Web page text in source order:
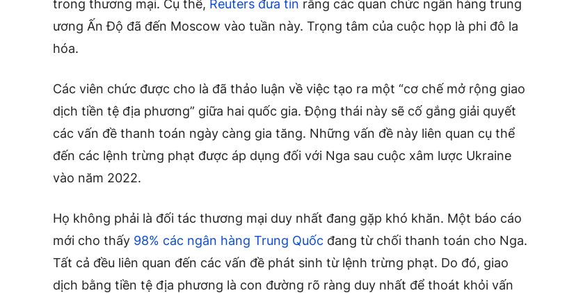
trong thương mại. Cụ thể, Reuters đưa tin rằng các quan chức ngân hàng trung
ương Ấn Độ đã đến Moscow vào tuần này. Trọng tâm của cuộc họp là phi đô la
hóa.
Các viên chức được cho là đã thảo luận về việc tạo ra một “cơ chế mở rộng giao
dịch tiền tệ địa phương” giữa hai quốc gia. Động thái này sẽ cố gắng giải quyết
các vấn đề thanh toán ngày càng gia tăng. Những vấn đề này liên quan cụ thể
đến các lệnh trừng phạt được áp dụng đối với Nga sau cuộc xâm lược Ukraine
vào năm 2022.
Họ không phải là đối tác thương mại duy nhất đang gặp khó khăn. Một báo cáo
mới cho thấy 98% các ngân hàng Trung Quốc đang từ chối thanh toán cho Nga.
Tất cả đều liên quan đến các vấn đề phát sinh từ lệnh trừng phạt. Do đó, giao
dịch bằng tiền tệ địa phương là con đường rõ ràng duy nhất để thoát khỏi vấn